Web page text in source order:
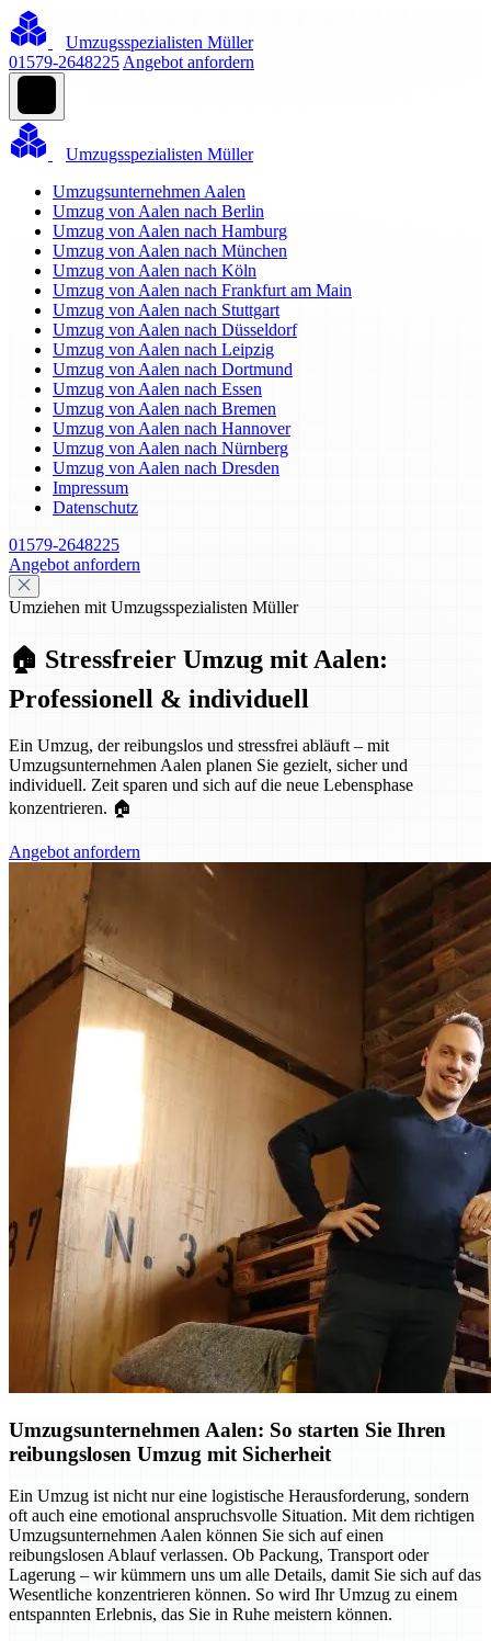
Umzugsspezialisten Müller
01579-2648225 Angebot anfordern
Umzugsspezialisten Müller
Umzugsunternehmen Aalen
Umzug von Aalen nach Berlin
Umzug von Aalen nach Hamburg
Umzug von Aalen nach München
Umzug von Aalen nach Köln
Umzug von Aalen nach Frankfurt am Main
Umzug von Aalen nach Stuttgart
Umzug von Aalen nach Düsseldorf
Umzug von Aalen nach Leipzig
Umzug von Aalen nach Dortmund
Umzug von Aalen nach Essen
Umzug von Aalen nach Bremen
Umzug von Aalen nach Hannover
Umzug von Aalen nach Nürnberg
Umzug von Aalen nach Dresden
Impressum
Datenschutz
01579-2648225
Angebot anfordern
Umziehen mit Umzugsspezialisten Müller
🏠 Stressfreier Umzug mit Aalen:
Professionell & individuell
Ein Umzug, der reibungslos und stressfrei abläuft – mit
Umzugsunternehmen Aalen planen Sie gezielt, sicher und
individuell. Zeit sparen und sich auf die neue Lebensphase
konzentrieren. 🏠
Angebot anfordern
Umzugsunternehmen Aalen: So starten Sie Ihren
reibungslosen Umzug mit Sicherheit
Ein Umzug ist nicht nur eine logistische Herausforderung, sondern
oft auch eine emotional anspruchsvolle Situation. Mit dem richtigen
Umzugsunternehmen Aalen können Sie sich auf einen
reibungslosen Ablauf verlassen. Ob Packung, Transport oder
Lagerung – wir kümmern uns um alle Details, damit Sie sich auf das
Wesentliche konzentrieren können. So wird Ihr Umzug zu einem
entspannten Erlebnis, das Sie in Ruhe meistern können.